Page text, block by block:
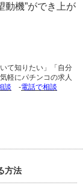
動機”ができ上が
て知りたい」「自分
軽にパチンコの求人
談 -電話で相談
方法